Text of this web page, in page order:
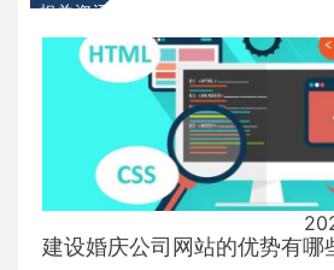
相关资讯
建设婚庆公司网站的优势有哪